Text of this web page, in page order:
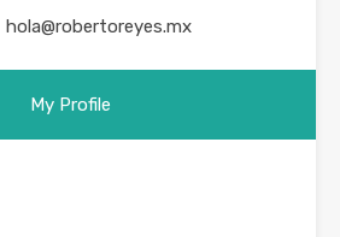
hola@robertoreyes.mx
My Profile